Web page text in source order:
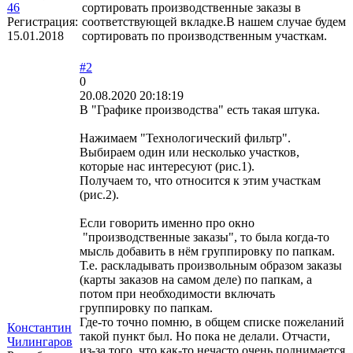
46
Регистрация:
15.01.2018
сортировать производственные заказы в
соответствующей вкладке.В нашем случае будем
сортировать по производственным участкам.
Константин
Чилингаров
#2
0
20.08.2020 20:18:19
В "Графике производства" есть такая штука.
Нажимаем "Технологический фильтр".
Выбираем один или несколько участков,
которые нас интересуют (рис.1).
Получаем то, что относится к этим участкам
(рис.2).
Если говорить именно про окно
"производственные заказы", то была когда-то
мысль добавить в нём группировку по папкам.
Т.е. раскладывать произвольным образом заказы
(карты заказов на самом деле) по папкам, а
потом при необходимости включать
группировку по папкам.
Где-то точно помню, в общем списке пожеланий
такой пункт был. Но пока не делали. Отчасти,
из-за того, что как-то нечасто очень поднимается